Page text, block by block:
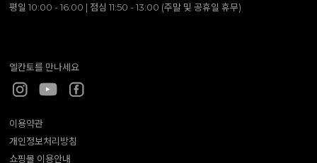
평일 10:00 - 16:00 | 점심 11:50 - 13:00 (주말 및 공휴일 휴무)
엘칸토를 만나세요
이용약관
개인정보처리방침
쇼핑몰 이용안내